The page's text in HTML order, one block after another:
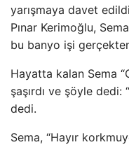
yarışmaya davet
Pınar Kerimoğlu,
bu banyo işi
Hayatta kalan Sema
şaşırdı ve şöyle
dedi.
Sema, “Hayır